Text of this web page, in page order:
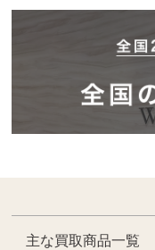
主な買取商品一覧